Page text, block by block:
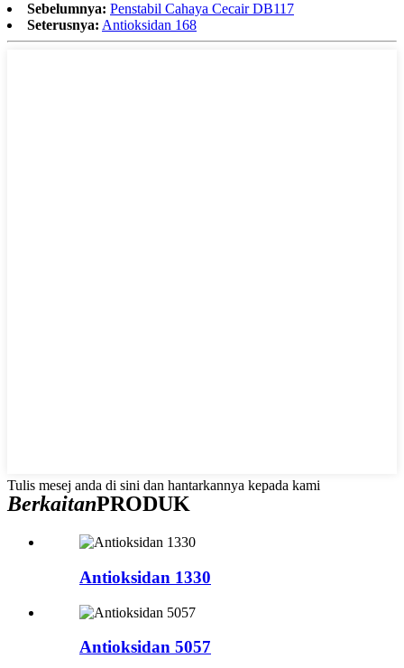
Sebelumnya: Penstabil Cahaya Cecair DB117
Seterusnya: Antioksidan 168
Tulis mesej anda di sini dan hantarkannya kepada kami
BerkaitanPRODUK
Antioksidan 1330
Antioksidan 5057